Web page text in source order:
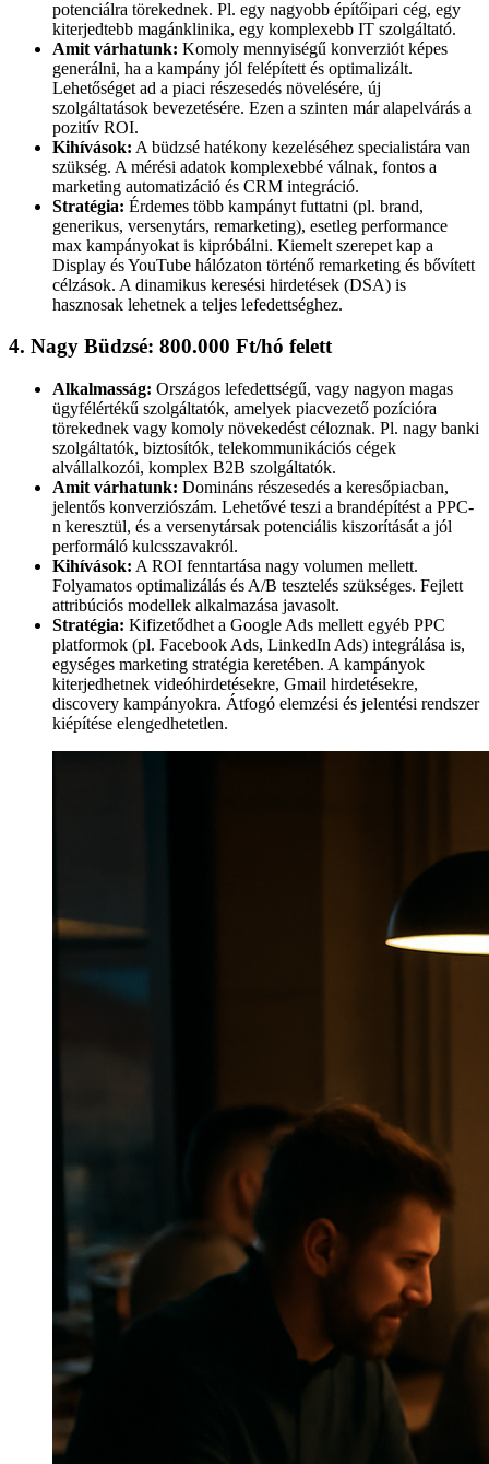
potenciálra törekednek. Pl. egy nagyobb építőipari cég, egy
kiterjedtebb magánklinika, egy komplexebb IT szolgáltató.
Amit várhatunk: Komoly mennyiségű konverziót képes
generálni, ha a kampány jól felépített és optimalizált.
Lehetőséget ad a piaci részesedés növelésére, új
szolgáltatások bevezetésére. Ezen a szinten már alapelvárás a
pozitív ROI.
Kihívások: A büdzsé hatékony kezeléséhez specialistára van
szükség. A mérési adatok komplexebbé válnak, fontos a
marketing automatizáció és CRM integráció.
Stratégia: Érdemes több kampányt futtatni (pl. brand,
generikus, versenytárs, remarketing), esetleg performance
max kampányokat is kipróbálni. Kiemelt szerepet kap a
Display és YouTube hálózaton történő remarketing és bővített
célzások. A dinamikus keresési hirdetések (DSA) is
hasznosak lehetnek a teljes lefedettséghez.
4. Nagy Büdzsé: 800.000 Ft/hó felett
Alkalmasság: Országos lefedettségű, vagy nagyon magas
ügyfélértékű szolgáltatók, amelyek piacvezető pozícióra
törekednek vagy komoly növekedést céloznak. Pl. nagy banki
szolgáltatók, biztosítók, telekommunikációs cégek
alvállalkozói, komplex B2B szolgáltatók.
Amit várhatunk: Domináns részesedés a keresőpiacban,
jelentős konverziószám. Lehetővé teszi a brandépítést a PPC-
n keresztül, és a versenytársak potenciális kiszorítását a jól
performáló kulcsszavakról.
Kihívások: A ROI fenntartása nagy volumen mellett.
Folyamatos optimalizálás és A/B tesztelés szükséges. Fejlett
attribúciós modellek alkalmazása javasolt.
Stratégia: Kifizetődhet a Google Ads mellett egyéb PPC
platformok (pl. Facebook Ads, LinkedIn Ads) integrálása is,
egységes marketing stratégia keretében. A kampányok
kiterjedhetnek videóhirdetésekre, Gmail hirdetésekre,
discovery kampányokra. Átfogó elemzési és jelentési rendszer
kiépítése elengedhetetlen.